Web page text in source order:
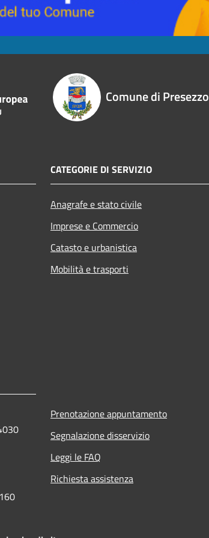
Comune di Presezzo
CATEGORIE DI SERVIZIO
Anagrafe e stato civile
Imprese e Commercio
Catasto e urbanistica
Mobilità e trasporti
Prenotazione appuntamento
Segnalazione disservizio
Leggi le FAQ
Richiesta assistenza